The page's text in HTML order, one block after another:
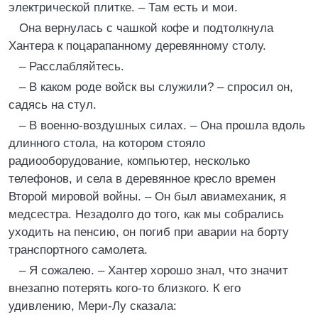
электрической плитке. – Там есть и мои.
Она вернулась с чашкой кофе и подтолкнула
Хантера к поцарапанному деревянному столу.
– Расслабляйтесь.
– В каком роде войск вы служили? – спросил он,
садясь на стул.
– В военно-воздушных силах. – Она прошла вдоль
длинного стола, на котором стояло
радиооборудование, компьютер, несколько
телефонов, и села в деревянное кресло времен
Второй мировой войны. – Он был авиамеханик, я
медсестра. Незадолго до того, как мы собрались
уходить на пенсию, он погиб при аварии на борту
транспортного самолета.
– Я сожалею. – Хантер хорошо знал, что значит
внезапно потерять кого-то близкого. К его
удивлению, Мери-Лу сказала: